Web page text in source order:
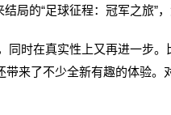
局的“足球征程：冠军之旅”
时在真实性上又再进一步。
来了不少全新有趣的体验